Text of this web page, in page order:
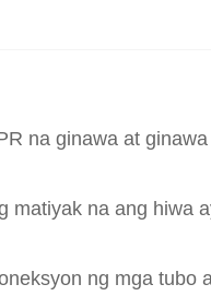
na ginawa at ginawa
matiyak na ang hiwa
ng mga tubo